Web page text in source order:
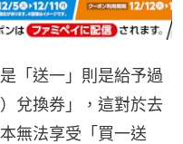
「送一」則是給予過
兌換券」，這對於去
無法享受「買一送